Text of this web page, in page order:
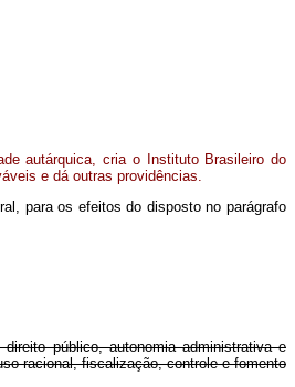
autárquica, cria o Instituto Brasileiro do
e dá outras providências.
para os efeitos do disposto no parágrafo
público, autonomia administrativa e
racional, fiscalização, controle e fomento